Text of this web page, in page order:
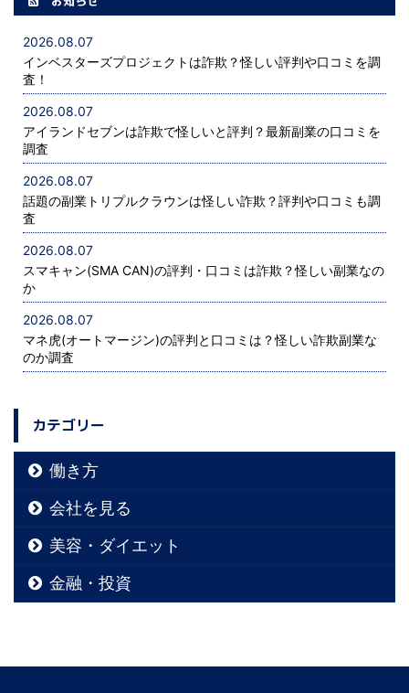
払拭できるかもしれない
副業ということで、「7
プロジェクト(セブンプ
ロジェクト)」という最
新副業の情報を入手しま
した。 本記事では、安全
に始めることができるの
か、詐欺の可能性はどれ
くらいあるのか、筆者が
調査をやってみたらどう
なったのか解説します。
セブンプロジェクトを調
べた結果を公開 セブンプ
ロジェクト(7P ...
2026.08.07
インベスターズプロジェクトは詐欺？怪しい評判や口コミを調
査！
2026.08.07
アイランドセブンは詐欺で怪しいと評判？最新副業の口コミを
調査
2026.08.07
話題の副業トリプルクラウンは怪しい詐欺？評判や口コミも調
査
2026.08.07
スマキャン(SMA CAN)の評判・口コミは詐欺？怪しい副業なの
か
2026.08.07
マネ虎(オートマージン)の評判と口コミは？怪しい詐欺副業な
のか調査
カテゴリー
働き方
会社を見る
美容・ダイエット
金融・投資